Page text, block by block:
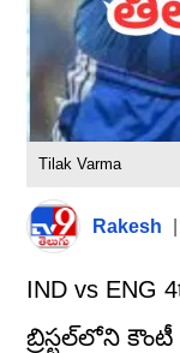
Tilak Varma
Rakesh
IND vs
బ్రిస్టల్‌లోని